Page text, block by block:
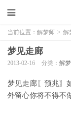
当前位置： 解梦师 > 解
梦见走廊
2013-02-16 分类： 解
梦见走廊〖预兆〗
外留心你将不得不